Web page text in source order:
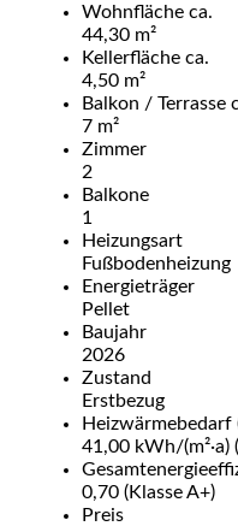
Wohnfläche ca.
44,30 m²
Kellerfläche ca.
4,50 m²
Balkon / Terrasse
7 m²
Zimmer
2
Balkone
1
Heizungsart
Fußbodenheizung
Energieträger
Pellet
Baujahr
2026
Zustand
Erstbezug
Heizwärmebedarf
41,00 kWh/(m²·a)
0,70 (Klasse A+)
Preis